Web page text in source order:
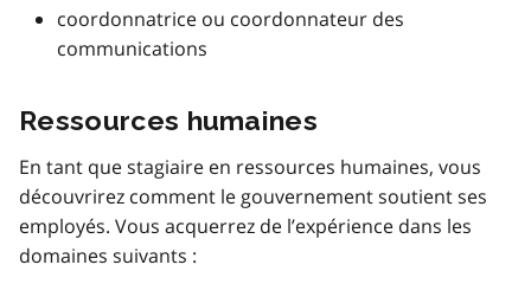
coordonnatrice ou coordonnateur des
communications
Ressources humaines
En tant que stagiaire en ressources humaines, vous
découvrirez comment le gouvernement soutient ses
employés. Vous acquerrez de l’expérience dans les
domaines suivants :